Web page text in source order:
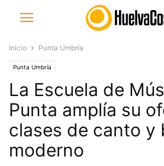
Inicio Punta Umbría
Punta Umbría
La Escuela de
Punta amplía su
clases de canto y
moderno